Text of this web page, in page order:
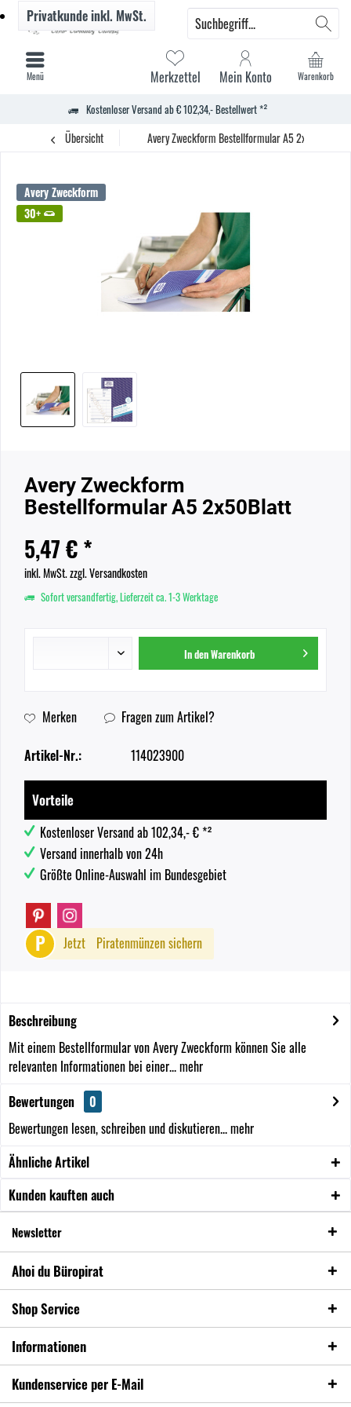
Kostenloser Versand ab € 102,34,- Bestellwert *²
Warenkorb
Merkzettel Mein Konto
Privatkundeinkl. MwSt.
Menü
Übersicht Avery Zweckform Bestellformular A5 2x50Blatt
Avery Zweckform
30+
Avery Zweckform
Bestellformular A5 2x50Blatt
5,47 € *
inkl. MwSt.zzgl. Versandkosten
Sofort versandfertig, Lieferzeit ca. 1-3 Werktage
In denWarenkorb
Merken Fragen zum Artikel?
Artikel-Nr.: 114023900
Vorteile
Kostenloser Versand ab 102,34,- € *²
Versand innerhalb von 24h
Größte Online-Auswahl im Bundesgebiet
P Jetzt Piratenmünzen sichern
Beschreibung
Mit einem Bestellformular von Avery Zweckform können Sie alle
relevanten Informationen bei einer...mehr
Bewertungen
0
Bewertungen lesen, schreiben und diskutieren...mehr
Ähnliche Artikel
Kunden kauften auch
Newsletter
Ahoi du Büropirat
Shop Service
Informationen
Kundenservice per E-Mail